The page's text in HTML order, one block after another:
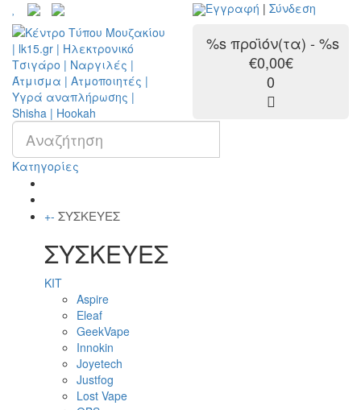
Εγγραφή | Σύνδεση
%s προϊόν(τα) - %s
€0,00€
0
Κατηγορίες
+- ΣΥΣΚΕΥΕΣ
ΣΥΣΚΕΥΕΣ
KIT
Aspire
Eleaf
GeekVape
Innokin
Joyetech
Justfog
Lost Vape